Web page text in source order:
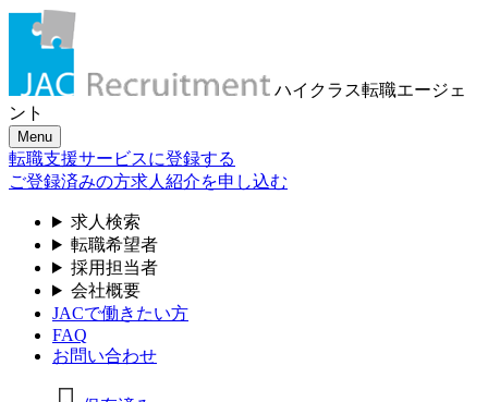
ハイクラス転職エージェ
ント
Menu
転職支援サービスに登録する
ご登録済みの方求人紹介を申し込む
求人検索
転職希望者
採用担当者
会社概要
JACで働きたい方
FAQ
お問い合わせ